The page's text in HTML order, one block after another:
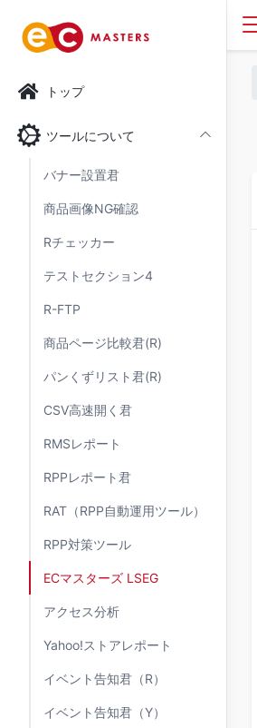
トップ
ツールについて
バナー設置君
商品画像NG確認
Rチェッカー
テストセクション4
R-FTP
商品ページ比較君(R)
パンくずリスト君(R)
CSV高速開く君
RMSレポート
RPPレポート君
RAT（RPP自動運用ツール）
RPP対策ツール
ECマスターズ LSEG
アクセス分析
Yahoo!ストアレポート
イベント告知君（R）
イベント告知君（Y）